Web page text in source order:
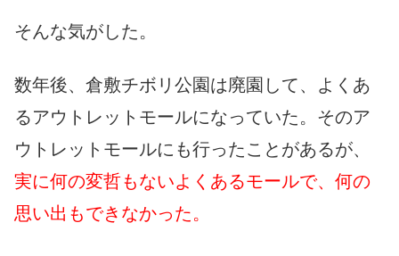
そんな気がした。
数年後、倉敷チボリ公園は廃園して、よくあ
るアウトレットモールになっていた。そのア
ウトレットモールにも行ったことがあるが、
実に何の変哲もないよくあるモールで、何の
思い出もできなかった。